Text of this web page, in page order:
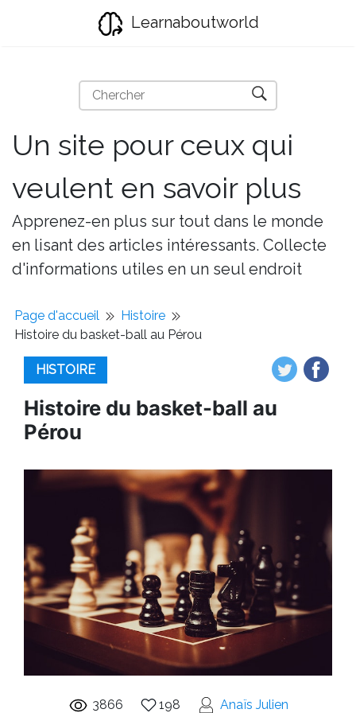
Learnaboutworld
Un site pour ceux qui
veulent en savoir plus
Apprenez-en plus sur tout dans le monde
en lisant des articles intéressants. Collecte
d'informations utiles en un seul endroit
Page d'accueil
Histoire
Histoire du basket-ball au Pérou
HISTOIRE
Histoire du basket-ball au
Pérou
3866 198 Anaïs Julien